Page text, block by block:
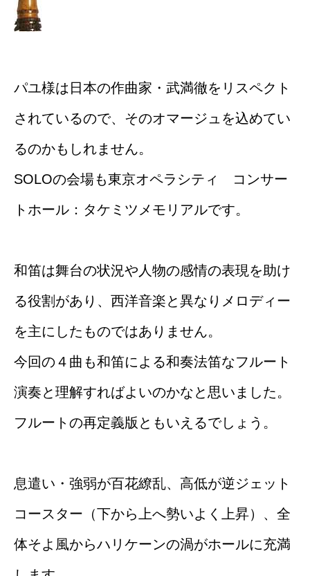
パユ様は日本の作曲家・武満徹をリスペクト
されているので、そのオマージュを込めてい
るのかもしれません。
SOLOの会場も東京オペラシティ コンサー
トホール：タケミツメモリアルです。
和笛は舞台の状況や人物の感情の表現を助け
る役割があり、西洋音楽と異なりメロディー
を主にしたものではありません。
今回の４曲も和笛による和奏法笛なフルート
演奏と理解すればよいのかなと思いました。
フルートの再定義版ともいえるでしょう。
息遣い・強弱が百花繚乱、高低が逆ジェット
コースター（下から上へ勢いよく上昇）、全
体そよ風からハリケーンの渦がホールに充満